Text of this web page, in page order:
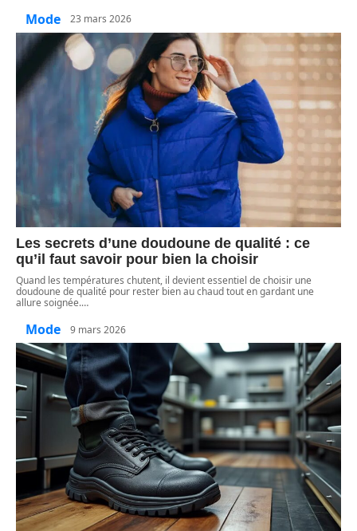
Mode 23 mars 2026
Les secrets d’une doudoune de qualité : ce
qu’il faut savoir pour bien la choisir
Quand les températures chutent, il devient essentiel de choisir une
doudoune de qualité pour rester bien au chaud tout en gardant une
allure soignée.…
Mode 9 mars 2026